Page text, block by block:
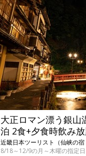
大正ロマン漂う銀山
泊 2食+夕食時飲み
近畿日本ツーリスト（仙峡の
8/18～12/9の月～木曜の指定